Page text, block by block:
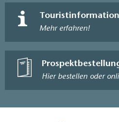
Mehr erfahren!
Hier bestellen oder